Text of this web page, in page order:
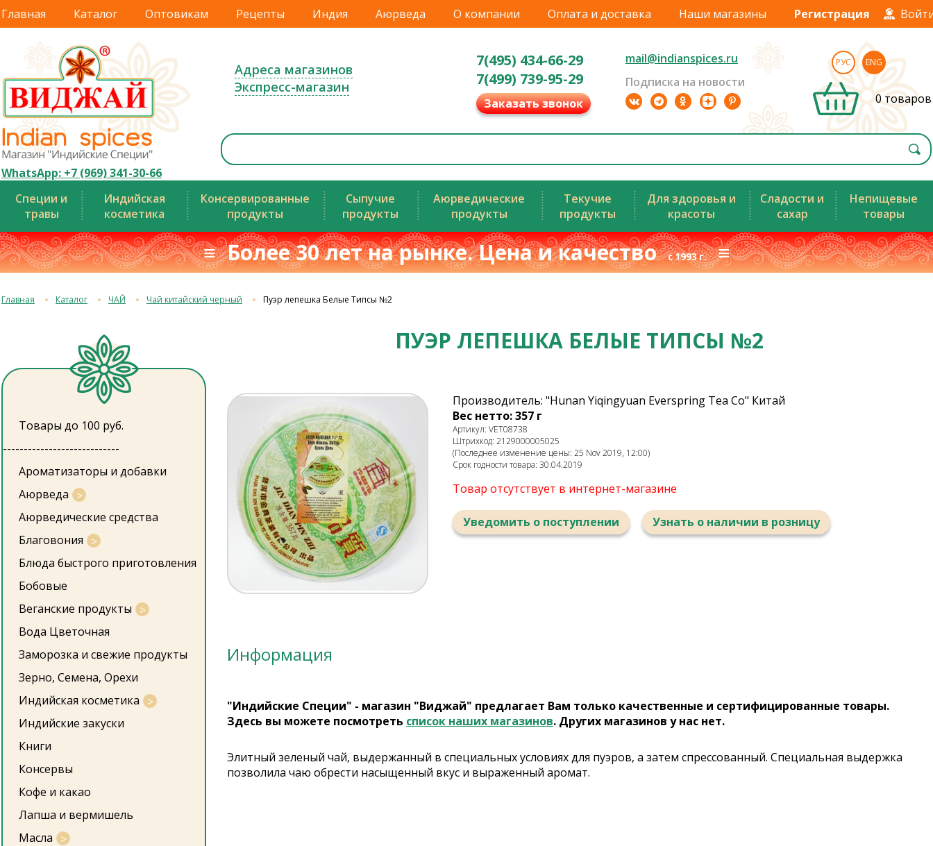
Главная Каталог Оптовикам Рецепты Индия Аюрведа О компании Оплата и доставка Наши магазины Регистрация
WhatsApp: +7 (969) 341-30-66
Адреса магазинов
Экспресс-магазин
7(495) 434-66-29
7(499) 739-95-29
Заказать звонок
mail@indianspices.ru
Подписка на новости
РУС ENG
0 товаров
Специи и
травы
Индийская
косметика
Консервированные
продукты
Сыпучие
продукты
Аюрведические
продукты
Текучие
продукты
Для здоровья и
красоты
Сладости и
сахар
Непищевые
товары
≡ Более 30 лет на рынке. Цена и качествос 1993 г.≡
Главная Каталог ЧАЙ Чай китайский черный Пуэр лепешка Белые Типсы №2
Товары до 100 руб.
----------------------------
Ароматизаторы и добавки
Аюрведа
Аюрведические средства
Благовония
Блюда быстрого приготовления
Бобовые
Веганские продукты
Вода Цветочная
Заморозка и свежие продукты
Зерно, Семена, Орехи
Индийская косметика
Индийские закуски
Книги
Консервы
Кофе и какао
Лапша и вермишель
Масла
ПУЭР ЛЕПЕШКА БЕЛЫЕ ТИПСЫ №2
Производитель: "Hunan Yiqingyuan Everspring Tea Co" Китай
Вес нетто: 357 г
Артикул: VET08738
Штрихкод: 2129000005025
(Последнее изменение цены: 25 Nov 2019, 12:00)
Срок годности товара: 30.04.2019
Товар отсутствует в интернет-магазине
Уведомить о поступлении Узнать о наличии в розницу
Информация
"Индийские Специи" - магазин "Виджай" предлагает Вам только качественные и сертифицированные товары.
Здесь вы можете посмотреть список наших магазинов. Других магазинов у нас нет.
Элитный зеленый чай, выдержанный в специальных условиях для пуэров, а затем спрессованный. Специальная выдержка
позволила чаю обрести насыщенный вкус и выраженный аромат.